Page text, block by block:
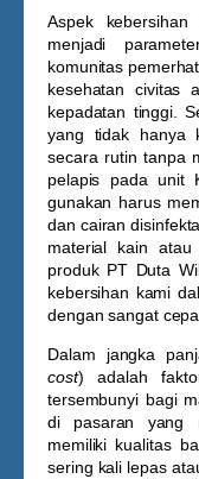
Aspek
menjadi
komunitas
kesehatan civitas
kepadatan tinggi.
yang tidak hanya
secara rutin tanpa
pelapis pada unit
gunakan harus
dan cairan
material kain
produk PT Duta
kebersihan kami
dengan sangat
Dalam jangka
cost) adalah
tersembunyi bagi
di pasaran yang
memiliki kualitas
sering kali lepas